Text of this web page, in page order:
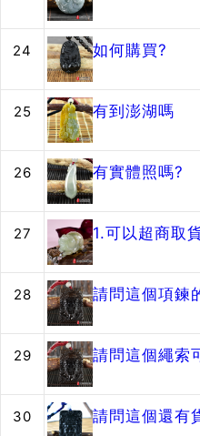
24 如何購買?
25 有到澎湖嗎
26 有實體照嗎?
27 1.可以超商取
28 請問這個項鍊
29 請問這個繩索
30 請問這個還有